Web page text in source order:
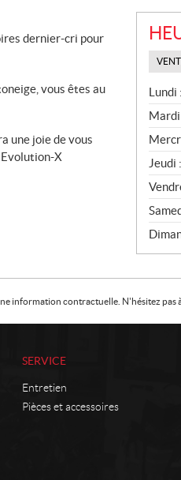
dernier-cri pour
vous êtes au
une joie de vous
Evolution-X
S
E
R
V
I
C
E
Lundi :
Mardi
Jeudi :
information contractuelle. N'hésitez pas
SERVICE
Entretien
Pièces et accessoires